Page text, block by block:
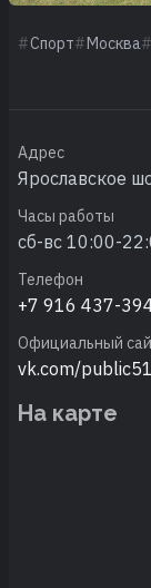
Спорт Москва
Адрес
Ярославское
Часы работы
сб-вс 10:00-
Телефон
+7 916 437-
Официальный
vk.com/
На карте